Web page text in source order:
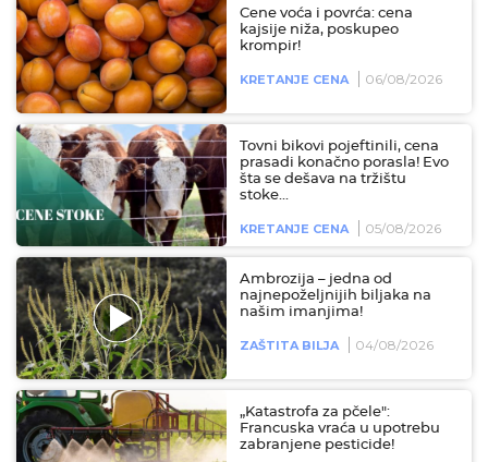
Cene voća i povrća: cena
kajsije niža, poskupeo
krompir!
KRETANJE CENA 06/08/2026
Tovni bikovi pojeftinili, cena
prasadi konačno porasla! Evo
šta se dešava na tržištu
stoke...
KRETANJE CENA 05/08/2026
Ambrozija – jedna od
najnepoželjnijih biljaka na
našim imanjima!
ZAŠTITA BILJA 04/08/2026
„Katastrofa za pčele":
Francuska vraća u upotrebu
zabranjene pesticide!